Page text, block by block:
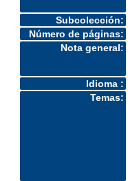
Subcolección:
Número de páginas:
Nota general:
Idioma :
Temas: